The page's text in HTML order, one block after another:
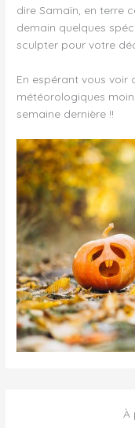
dire Samaïn, en terre
demain quelques
sculpter pour votre
En espérant vous voir
météorologiques
semaine dernière !!
À